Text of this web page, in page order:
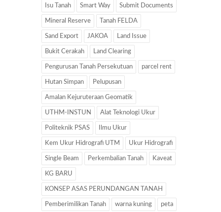
Isu Tanah Smart Way Submit Documents
Mineral Reserve Tanah FELDA
Sand Export JAKOA Land Issue
Bukit Cerakah Land Clearing
Pengurusan Tanah Persekutuan parcel rent
Hutan Simpan Pelupusan
Amalan Kejuruteraan Geomatik
UTHM-INSTUN Alat Teknologi Ukur
Politeknik PSAS Ilmu Ukur
Kem Ukur Hidrografi UTM Ukur Hidrografi
Single Beam Perkembalian Tanah Kaveat
KG BARU
KONSEP ASAS PERUNDANGAN TANAH
Pemberimilikan Tanah warna kuning peta